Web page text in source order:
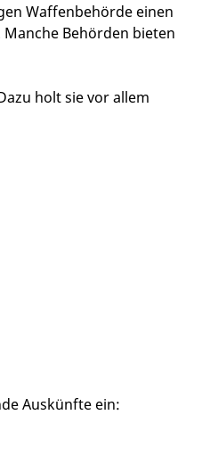
Waffenbehörde einen
Behörden bieten
holt sie vor allem
Auskünfte ein: